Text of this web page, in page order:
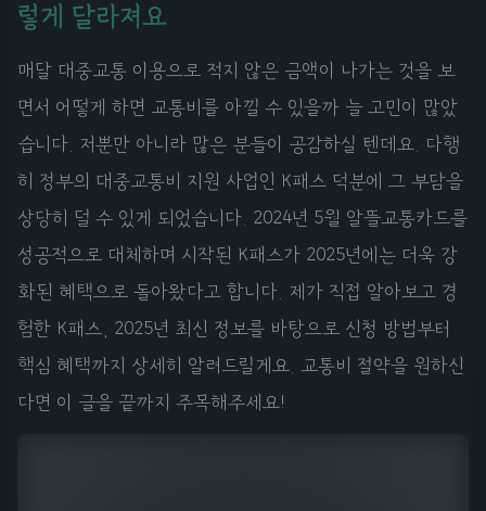
렇게 달라져요
매달 대중교통 이용으로 적지 않은 금액이 나가는 것을 보
면서 어떻게 하면 교통비를 아낄 수 있을까 늘 고민이 많았
습니다. 저뿐만 아니라 많은 분들이 공감하실 텐데요. 다행
히 정부의 대중교통비 지원 사업인 K패스 덕분에 그 부담을
상당히 덜 수 있게 되었습니다. 2024년 5월 알뜰교통카드를
성공적으로 대체하며 시작된 K패스가 2025년에는 더욱 강
화된 혜택으로 돌아왔다고 합니다. 제가 직접 알아보고 경
험한 K패스, 2025년 최신 정보를 바탕으로 신청 방법부터
핵심 혜택까지 상세히 알려드릴게요. 교통비 절약을 원하신
다면 이 글을 끝까지 주목해주세요!